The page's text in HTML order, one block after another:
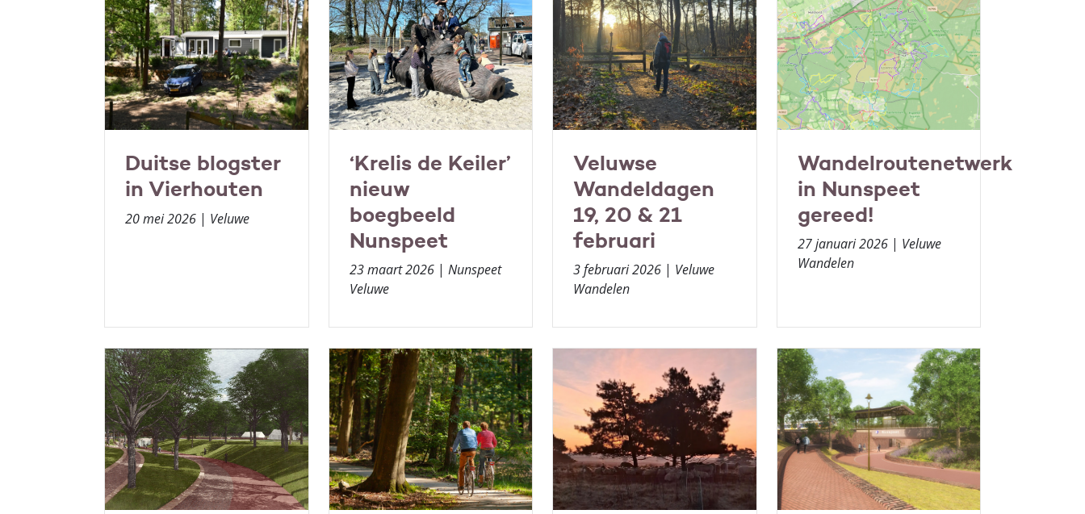
Duitse blogster
in Vierhouten
20 mei 2026 | Veluwe
‘Krelis de Keiler’
nieuw
boegbeeld
Nunspeet
23 maart 2026 | Nunspeet
Veluwe
Veluwse
Wandeldagen
19, 20 & 21
februari
3 februari 2026 | Veluwe
Wandelen
Wandelroutenetwerk
in Nunspeet
gereed!
27 januari 2026 | Veluwe
Wandelen